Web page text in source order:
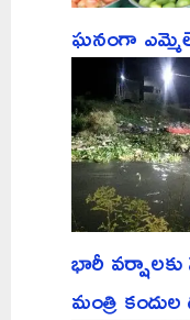
ఘనంగా
భారీ
మంత్రి